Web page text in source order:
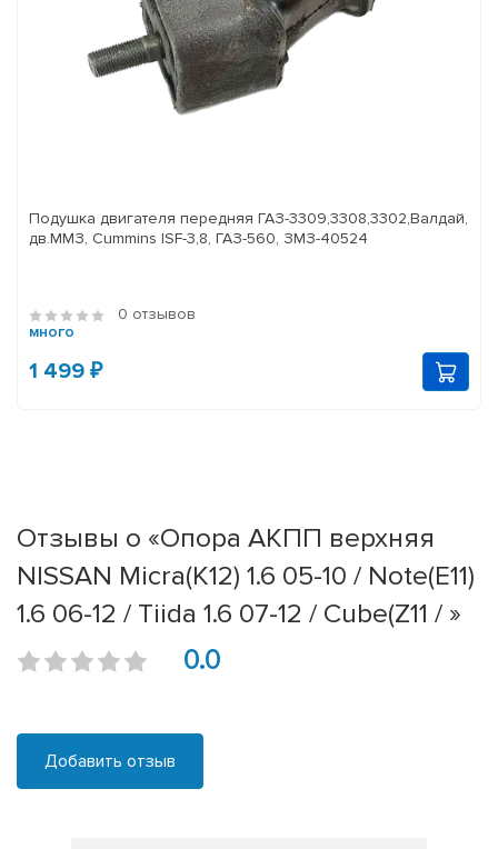
Подушка двигателя передняя ГАЗ-3309,3308,3302,Валдай,
дв.ММЗ, Cummins ISF-3,8, ГАЗ-560, ЗМЗ-40524
0 отзывов
много
1 499 ₽
Отзывы о «Опора АКПП верхняя
NISSAN Micra(K12) 1.6 05-10 / Note(E11)
1.6 06-12 / Tiida 1.6 07-12 / Cube(Z11 / »
0.0
Добавить отзыв